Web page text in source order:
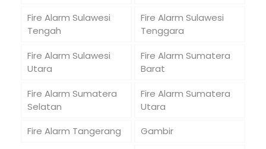
Fire Alarm Sulawesi
Tengah
Fire Alarm Sulawesi
Tenggara
Fire Alarm Sulawesi
Utara
Fire Alarm Sumatera
Barat
Fire Alarm Sumatera
Selatan
Fire Alarm Sumatera
Utara
Fire Alarm Tangerang
Gambir